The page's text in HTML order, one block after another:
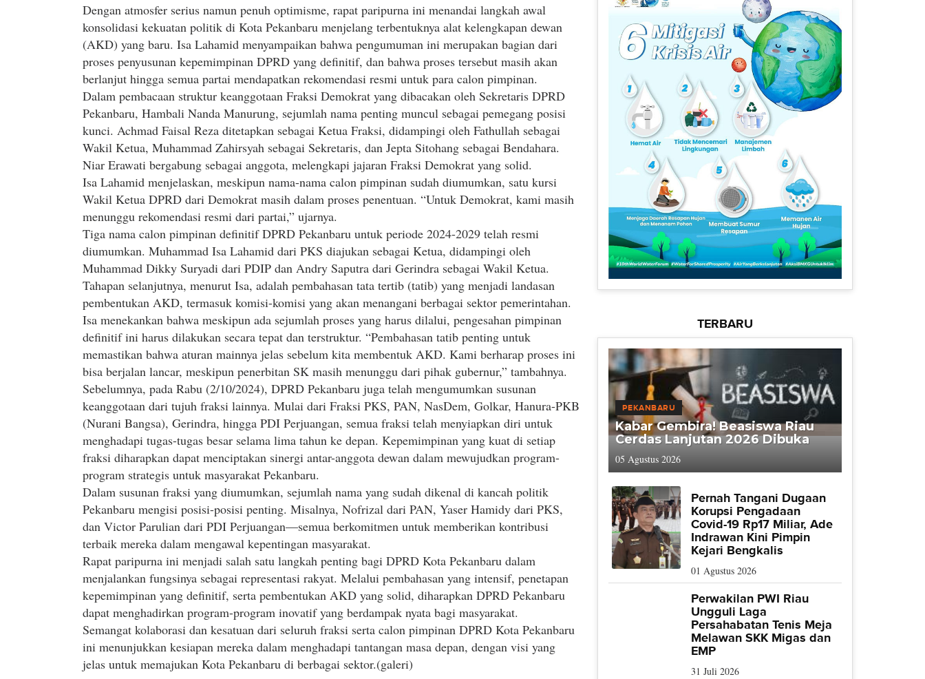
Dengan atmosfer serius namun penuh optimisme, rapat paripurna ini menandai langkah awal
konsolidasi kekuatan politik di Kota Pekanbaru menjelang terbentuknya alat kelengkapan dewan
(AKD) yang baru. Isa Lahamid menyampaikan bahwa pengumuman ini merupakan bagian dari
proses penyusunan kepemimpinan DPRD yang definitif, dan bahwa proses tersebut masih akan
berlanjut hingga semua partai mendapatkan rekomendasi resmi untuk para calon pimpinan.
Dalam pembacaan struktur keanggotaan Fraksi Demokrat yang dibacakan oleh Sekretaris DPRD
Pekanbaru, Hambali Nanda Manurung, sejumlah nama penting muncul sebagai pemegang posisi
kunci. Achmad Faisal Reza ditetapkan sebagai Ketua Fraksi, didampingi oleh Fathullah sebagai
Wakil Ketua, Muhammad Zahirsyah sebagai Sekretaris, dan Jepta Sitohang sebagai Bendahara.
Niar Erawati bergabung sebagai anggota, melengkapi jajaran Fraksi Demokrat yang solid.
Isa Lahamid menjelaskan, meskipun nama-nama calon pimpinan sudah diumumkan, satu kursi
Wakil Ketua DPRD dari Demokrat masih dalam proses penentuan. “Untuk Demokrat, kami masih
menunggu rekomendasi resmi dari partai,” ujarnya.
Tiga nama calon pimpinan definitif DPRD Pekanbaru untuk periode 2024-2029 telah resmi
diumumkan. Muhammad Isa Lahamid dari PKS diajukan sebagai Ketua, didampingi oleh
Muhammad Dikky Suryadi dari PDIP dan Andry Saputra dari Gerindra sebagai Wakil Ketua.
Tahapan selanjutnya, menurut Isa, adalah pembahasan tata tertib (tatib) yang menjadi landasan
pembentukan AKD, termasuk komisi-komisi yang akan menangani berbagai sektor pemerintahan.
Isa menekankan bahwa meskipun ada sejumlah proses yang harus dilalui, pengesahan pimpinan
definitif ini harus dilakukan secara tepat dan terstruktur. “Pembahasan tatib penting untuk
memastikan bahwa aturan mainnya jelas sebelum kita membentuk AKD. Kami berharap proses ini
bisa berjalan lancar, meskipun penerbitan SK masih menunggu dari pihak gubernur,” tambahnya.
Sebelumnya, pada Rabu (2/10/2024), DPRD Pekanbaru juga telah mengumumkan susunan
keanggotaan dari tujuh fraksi lainnya. Mulai dari Fraksi PKS, PAN, NasDem, Golkar, Hanura-PKB
(Nurani Bangsa), Gerindra, hingga PDI Perjuangan, semua fraksi telah menyiapkan diri untuk
menghadapi tugas-tugas besar selama lima tahun ke depan. Kepemimpinan yang kuat di setiap
fraksi diharapkan dapat menciptakan sinergi antar-anggota dewan dalam mewujudkan program-
program strategis untuk masyarakat Pekanbaru.
Dalam susunan fraksi yang diumumkan, sejumlah nama yang sudah dikenal di kancah politik
Pekanbaru mengisi posisi-posisi penting. Misalnya, Nofrizal dari PAN, Yaser Hamidy dari PKS,
dan Victor Parulian dari PDI Perjuangan—semua berkomitmen untuk memberikan kontribusi
terbaik mereka dalam mengawal kepentingan masyarakat.
Rapat paripurna ini menjadi salah satu langkah penting bagi DPRD Kota Pekanbaru dalam
menjalankan fungsinya sebagai representasi rakyat. Melalui pembahasan yang intensif, penetapan
kepemimpinan yang definitif, serta pembentukan AKD yang solid, diharapkan DPRD Pekanbaru
dapat menghadirkan program-program inovatif yang berdampak nyata bagi masyarakat.
Semangat kolaborasi dan kesatuan dari seluruh fraksi serta calon pimpinan DPRD Kota Pekanbaru
ini menunjukkan kesiapan mereka dalam menghadapi tantangan masa depan, dengan visi yang
jelas untuk memajukan Kota Pekanbaru di berbagai sektor.(galeri)
TERBARU
PEKANBARU
Kabar Gembira! Beasiswa Riau
Cerdas Lanjutan 2026 Dibuka
05 Agustus 2026
Pernah Tangani Dugaan
Korupsi Pengadaan
Covid-19 Rp17 Miliar, Ade
Indrawan Kini Pimpin
Kejari Bengkalis
01 Agustus 2026
Perwakilan PWI Riau
Ungguli Laga
Persahabatan Tenis Meja
Melawan SKK Migas dan
EMP
31 Juli 2026